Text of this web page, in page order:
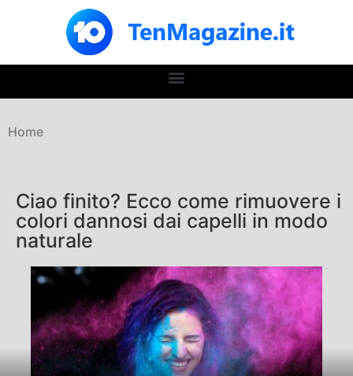
Home
Ciao finito? Ecco come rimuovere i
colori dannosi dai capelli in modo
naturale